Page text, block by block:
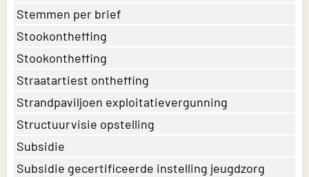
Stemmen per brief
Stookontheffing
Stookontheffing
Straatartiest ontheffing
Strandpaviljoen exploitatievergunning
Structuurvisie opstelling
Subsidie
Subsidie gecertificeerde instelling jeugdzorg